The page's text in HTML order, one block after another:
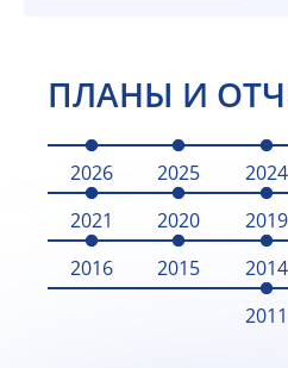
ПЛАНЫ И
2026 2025 2024
2021
2020 2019
2016
2015 2014
2011